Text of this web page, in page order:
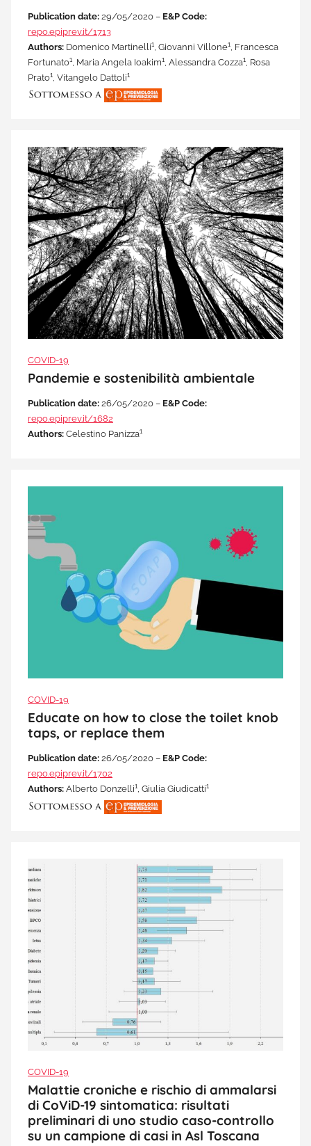
Publication date: 29/05/2020 – E&P Code:
repo.epiprev.it/1713
Authors: Domenico Martinelli1 , Giovanni Villone1
, Francesca
Fortunato1 , Maria Angela Ioakim1 , Alessandra Cozza1
, Rosa
Prato1 , Vitangelo Dattoli1
COVID-19
Pandemie e sostenibilità ambientale
Publication date: 26/05/2020 – E&P Code:
repo.epiprev.it/1682
Authors: Celestino Panizza1
COVID-19
Educate on how to close the toilet knob
taps, or replace them
Publication date: 26/05/2020 – E&P Code:
repo.epiprev.it/1702
Authors: Alberto Donzelli1, Giulia Giudicatti1
COVID-19
Malattie croniche e rischio di ammalarsi
di CoViD-19 sintomatica: risultati
preliminari di uno studio caso-controllo
su un campione di casi in Asl Toscana